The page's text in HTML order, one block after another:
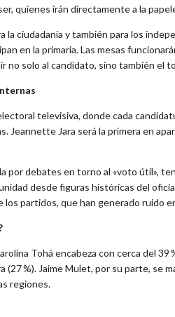
quienes irán directamente a la
la ciudadanía y también para los
en la primaria. Las mesas
no solo al candidato, sino también el
televisiva, donde cada
Jeannette Jara será la primera en
por debates en torno al «voto útil»,
desde figuras históricas del
partidos, que han generado ruido
Tohá encabeza con cerca del
(27 %). Jaime Mulet, por su parte, se
regiones.